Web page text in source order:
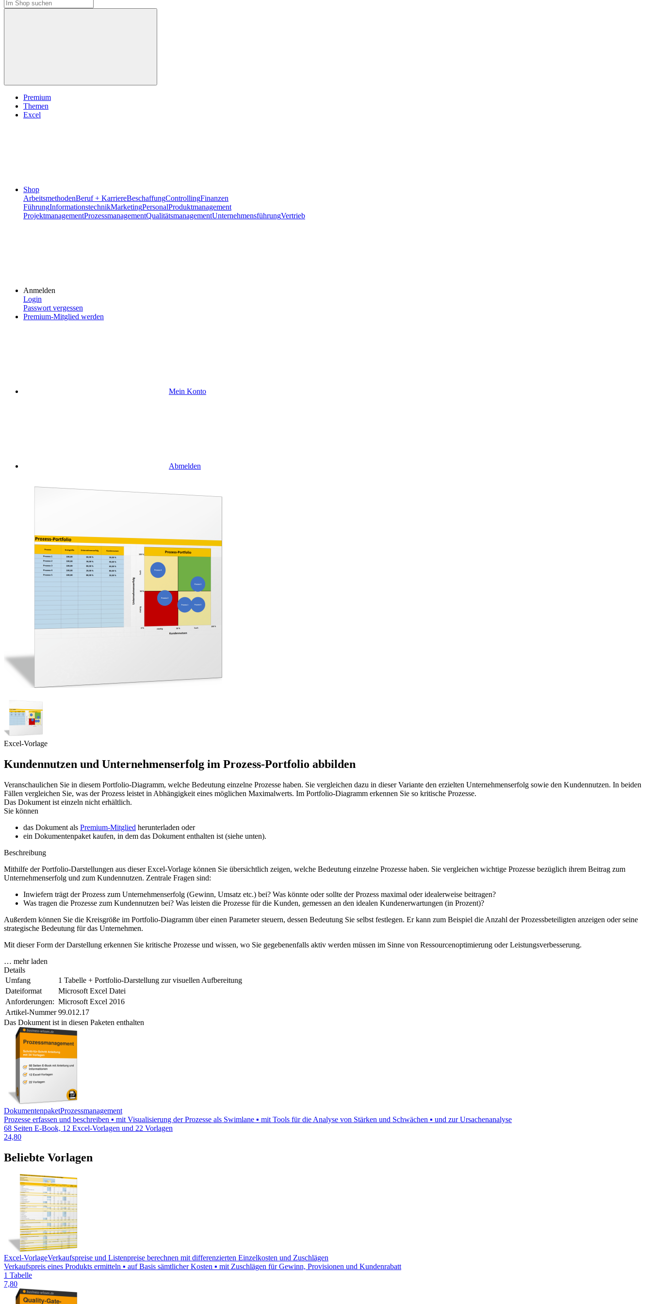
Premium
Themen
Excel
Shop
ArbeitsmethodenBeruf + KarriereBeschaffungControllingFinanzen
FührungInformationstechnikMarketingPersonalProduktmanagement
ProjektmanagementProzessmanagementQualitätsmanagementUnternehmensführungVertrieb
Anmelden
Login
Passwort vergessen
Premium-Mitglied werden
Mein Konto
Abmelden
Excel-Vorlage
Kundennutzen und Unternehmenserfolg im Prozess-Portfolio abbilden
Veranschaulichen Sie in diesem Portfolio-Diagramm, welche Bedeutung einzelne Prozesse haben. Sie vergleichen dazu in dieser Variante den erzielten Unternehmenserfolg sowie den Kundennutzen. In beiden
Fällen vergleichen Sie, was der Prozess leistet in Abhängigkeit eines möglichen Maximalwerts. Im Portfolio-Diagramm erkennen Sie so kritische Prozesse.
Das Dokument ist einzeln nicht erhältlich.
Sie können
das Dokument als Premium-Mitglied herunterladen oder
ein Dokumentenpaket kaufen, in dem das Dokument enthalten ist (siehe unten).
Beschreibung
Mithilfe der Portfolio-Darstellungen aus dieser Excel-Vorlage können Sie übersichtlich zeigen, welche Bedeutung einzelne Prozesse haben. Sie vergleichen wichtige Prozesse bezüglich ihrem Beitrag zum
Unternehmenserfolg und zum Kundennutzen. Zentrale Fragen sind:
Inwiefern trägt der Prozess zum Unternehmenserfolg (Gewinn, Umsatz etc.) bei? Was könnte oder sollte der Prozess maximal oder idealerweise beitragen?
Was tragen die Prozesse zum Kundennutzen bei? Was leisten die Prozesse für die Kunden, gemessen an den idealen Kundenerwartungen (in Prozent)?
Außerdem können Sie die Kreisgröße im Portfolio-Diagramm über einen Parameter steuern, dessen Bedeutung Sie selbst festlegen. Er kann zum Beispiel die Anzahl der Prozessbeteiligten anzeigen oder seine
strategische Bedeutung für das Unternehmen.
Mit dieser Form der Darstellung erkennen Sie kritische Prozesse und wissen, wo Sie gegebenenfalls aktiv werden müssen im Sinne von Ressourcenoptimierung oder Leistungsverbesserung.
… mehr laden
Details
Umfang
1 Tabelle + Portfolio-Darstellung zur visuellen Aufbereitung
Dateiformat
Microsoft Excel Datei
Anforderungen: Microsoft Excel 2016
Artikel-Nummer 99.012.17
Das Dokument ist in diesen Paketen enthalten
DokumentenpaketProzessmanagement
Prozesse erfassen und beschreiben ▪ mit Visualisierung der Prozesse als Swimlane ▪ mit Tools für die Analyse von Stärken und Schwächen ▪ und zur Ursachenanalyse
68 Seiten E-Book, 12 Excel-Vorlagen und 22 Vorlagen
24,80
Beliebte Vorlagen
Excel-VorlageVerkaufspreise und Listenpreise berechnen mit differenzierten Einzelkosten und Zuschlägen
Verkaufspreis eines Produkts ermitteln ▪ auf Basis sämtlicher Kosten ▪ mit Zuschlägen für Gewinn, Provisionen und Kundenrabatt
1 Tabelle
7,80